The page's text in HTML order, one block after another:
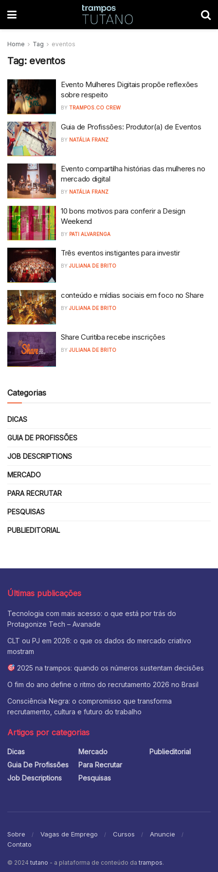
Home Tag eventos
Tag: eventos
Evento Mulheres Digitais propõe reflexões
sobre respeito
BY TRAMPOS.CO CREW
Guia de Profissões: Produtor(a) de Eventos
BY NATÁLIA FRANZ
Evento compartilha histórias das mulheres no
mercado digital
BY NATÁLIA FRANZ
10 bons motivos para conferir a Design
Weekend
BY PATI ALVARENGA
Três eventos instigantes para investir
BY JULIANA DE BRITO
conteúdo e mídias sociais em foco no Share
BY JULIANA DE BRITO
Share Curitiba recebe inscrições
BY JULIANA DE BRITO
Categorias
DICAS
GUIA DE PROFISSÕES
JOB DESCRIPTIONS
MERCADO
PARA RECRUTAR
PESQUISAS
PUBLIEDITORIAL
Últimas publicações
Tecnologia com mais acesso: o que está por trás do
Protagonize Tech – Avanade
CLT ou PJ em 2026: o que os dados do mercado criativo
mostram
2025 na trampos: quando os números sustentam decisões
O fim do ano define o ritmo do recrutamento 2026 no Brasil
Consciência Negra: o compromisso que transforma
recrutamento, cultura e futuro do trabalho
Artigos por categorias
Dicas
Guia De Profissões
Job Descriptions
Mercado
Para Recrutar
Pesquisas
Publieditorial
Sobre Vagas de Emprego Cursos
Anuncie
Contato
© 2024 tutano - a plataforma de conteúdo da trampos.